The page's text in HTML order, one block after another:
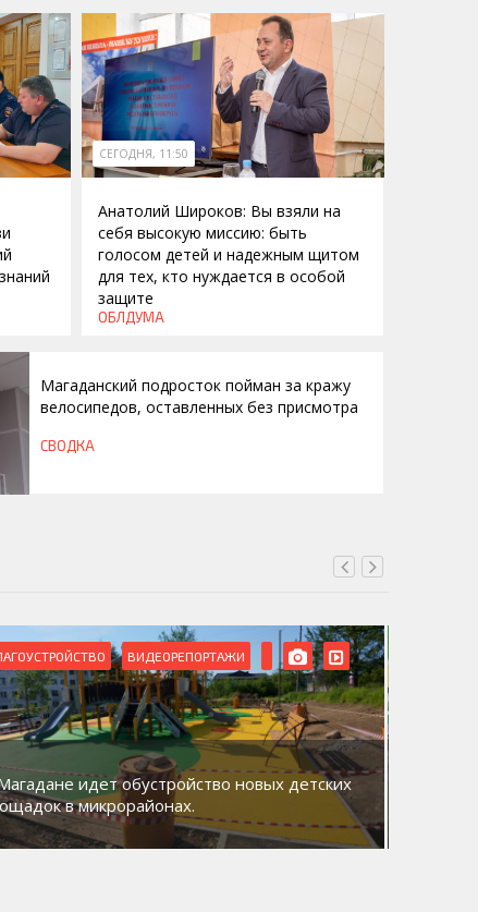
СЕГОДНЯ, 11:50
Анатолий Широков: Вы взяли на
себя высокую миссию: быть
голосом детей и надежным щитом
для тех, кто нуждается в особой
защите
ОБЛДУМА
Магаданский подросток пойман за кражу
велосипедов, оставленных без присмотра
СВОДКА
ВИДЕОРЕПОРТАЖИ
идет обустройство новых детских
в микрорайонах.